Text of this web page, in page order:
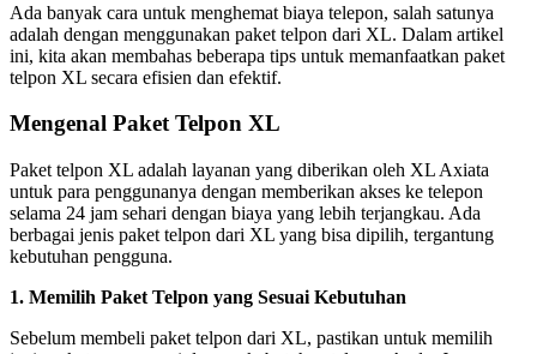
Ada banyak cara untuk menghemat biaya telepon, salah satunya
adalah dengan menggunakan paket telpon dari XL. Dalam artikel
ini, kita akan membahas beberapa tips untuk memanfaatkan paket
telpon XL secara efisien dan efektif.
Mengenal Paket Telpon XL
Paket telpon XL adalah layanan yang diberikan oleh XL Axiata
untuk para penggunanya dengan memberikan akses ke telepon
selama 24 jam sehari dengan biaya yang lebih terjangkau. Ada
berbagai jenis paket telpon dari XL yang bisa dipilih, tergantung
kebutuhan pengguna.
1. Memilih Paket Telpon yang Sesuai Kebutuhan
Sebelum membeli paket telpon dari XL, pastikan untuk memilih